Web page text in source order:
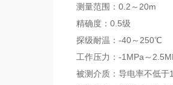
测量范围：0.2～20m
精确度：0.5级
探级耐温：-40～250℃
工作压力：-1MPa～
被测介质：导电率不低